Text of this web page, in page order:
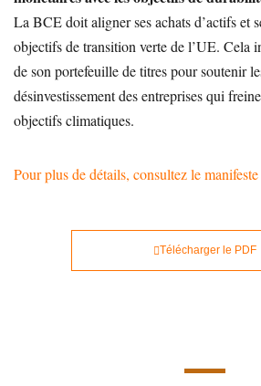
La BCE doit aligner ses achats d’actifs et
objectifs de transition verte de l’UE. Cela
de son portefeuille de titres pour soutenir
désinvestissement des entreprises qui
objectifs climatiques.
Pour plus de détails, consultez le
Télécharger le PDF